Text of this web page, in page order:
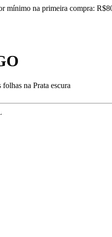
mínimo na primeira compra:
na Prata escura